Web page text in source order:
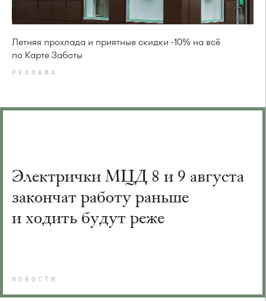
Летняя прохлада и приятные скидки -10% на всё
по Карте Заботы
РЕКЛАМА
Электрички МЦД 8 и 9 августа
закончат работу раньше
и ходить будут реже
НОВОСТИ